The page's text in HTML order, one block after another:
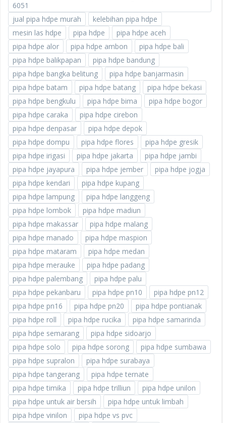
6051
jual pipa hdpe murah
kelebihan pipa hdpe
mesin las hdpe
pipa hdpe
pipa hdpe aceh
pipa hdpe alor
pipa hdpe ambon
pipa hdpe bali
pipa hdpe balikpapan
pipa hdpe bandung
pipa hdpe bangka belitung
pipa hdpe banjarmasin
pipa hdpe batam
pipa hdpe batang
pipa hdpe bekasi
pipa hdpe bengkulu
pipa hdpe bima
pipa hdpe bogor
pipa hdpe caraka
pipa hdpe cirebon
pipa hdpe denpasar
pipa hdpe depok
pipa hdpe dompu
pipa hdpe flores
pipa hdpe gresik
pipa hdpe irigasi
pipa hdpe jakarta
pipa hdpe jambi
pipa hdpe jayapura
pipa hdpe jember
pipa hdpe jogja
pipa hdpe kendari
pipa hdpe kupang
pipa hdpe lampung
pipa hdpe langgeng
pipa hdpe lombok
pipa hdpe madiun
pipa hdpe makassar
pipa hdpe malang
pipa hdpe manado
pipa hdpe maspion
pipa hdpe mataram
pipa hdpe medan
pipa hdpe merauke
pipa hdpe padang
pipa hdpe palembang
pipa hdpe palu
pipa hdpe pekanbaru
pipa hdpe pn10
pipa hdpe pn12
pipa hdpe pn16
pipa hdpe pn20
pipa hdpe pontianak
pipa hdpe roll
pipa hdpe rucika
pipa hdpe samarinda
pipa hdpe semarang
pipa hdpe sidoarjo
pipa hdpe solo
pipa hdpe sorong
pipa hdpe sumbawa
pipa hdpe supralon
pipa hdpe surabaya
pipa hdpe tangerang
pipa hdpe ternate
pipa hdpe timika
pipa hdpe trilliun
pipa hdpe unilon
pipa hdpe untuk air bersih
pipa hdpe untuk limbah
pipa hdpe vinilon
pipa hdpe vs pvc